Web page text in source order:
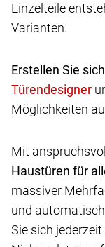
Einzelteile
Varianten.
Erstellen Sie
Möglichkeiten
Mit
Haustüren für
massiver
und
Sie sich